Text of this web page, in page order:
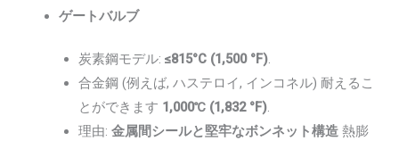
ゲートバルブ
炭素鋼モデル:≤815°C (1,500 °F).
合金鋼 (例えば, ハステロイ, インコネル) 耐えるこ
とができます 1,000℃ (1,832 °F).
理由:金属間シールと堅牢なボンネット構造 熱膨